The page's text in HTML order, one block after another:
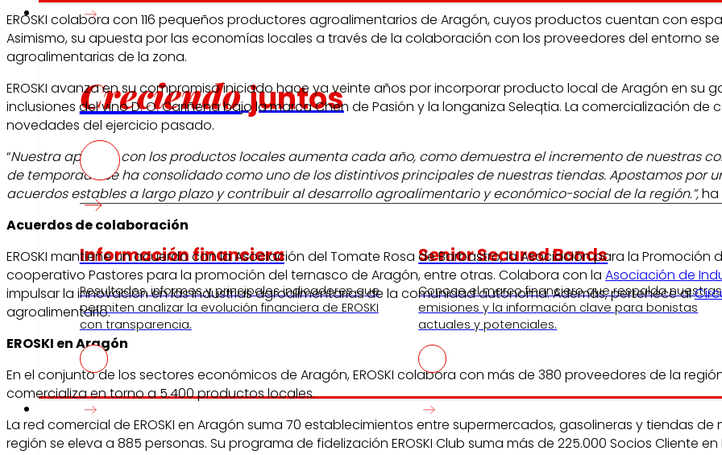
Inversores
Creciendojuntos
Información financiera
Resultados, informes y principales indicadores que
permiten analizar la evolución financiera de EROSKI
con transparencia.
Senior Secured Bonds
Conoce el marco financiero que respalda nuestras
emisiones y la información clave para bonistas
actuales y potenciales.
Prensa
EROSKI colabora con 116 pequeños productores agroalimentarios de Aragón, cuyos productos cuentan con
Asimismo, su apuesta por las economías locales a través de la colaboración con los proveedores del entorno
agroalimentarias de la zona.
EROSKI avanza en su compromiso iniciado hace ya veinte años por incorporar producto local de Aragón en
inclusiones del vino D. O. Cariñena bajo la marca Chen de Pasión y la longaniza Seleqtia. La comercialización
novedades del ejercicio pasado.
“Nuestra apuesta con los productos locales aumenta cada año, como demuestra el incremento de nuestras
de temporada se ha consolidado como uno de los distintivos principales de nuestras tiendas. Apostamos
acuerdos estables a largo plazo y contribuir al desarrollo agroalimentario y económico-social de la región.”,ha
Acuerdos de colaboración
EROSKI mantiene un acuerdo con la Asociación del Tomate Rosa de Barbastro, la Asociación para la
cooperativo Pastores para la promoción del ternasco de Aragón, entre otras. Colabora con la Asociación de
impulsar la innovación en las industrias agroalimentarias de la comunidad autónoma. Además, pertenece al
agroalimentario.
EROSKI en Aragón
En el conjunto de los sectores económicos de Aragón, EROSKI colabora con más de 380 proveedores de la
comercializa en torno a 5.400 productos locales.
La red comercial de EROSKI en Aragón suma 70 establecimientos entre supermercados, gasolineras y tiendas
región se eleva a 885 personas. Su programa de fidelización EROSKI Club suma más de 225.000 Socios Cliente